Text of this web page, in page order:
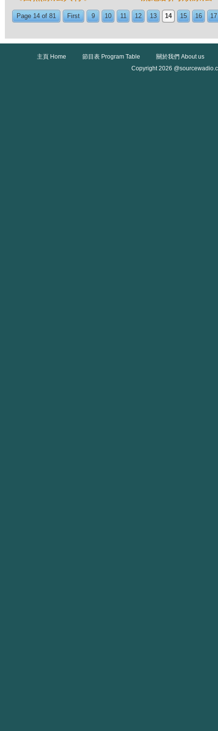
Page 14 of 81 First 9 10 11 12 13 14 15 16 17
主頁 Home 節目表 Program Table
關於我們 About us
Copyright 2026